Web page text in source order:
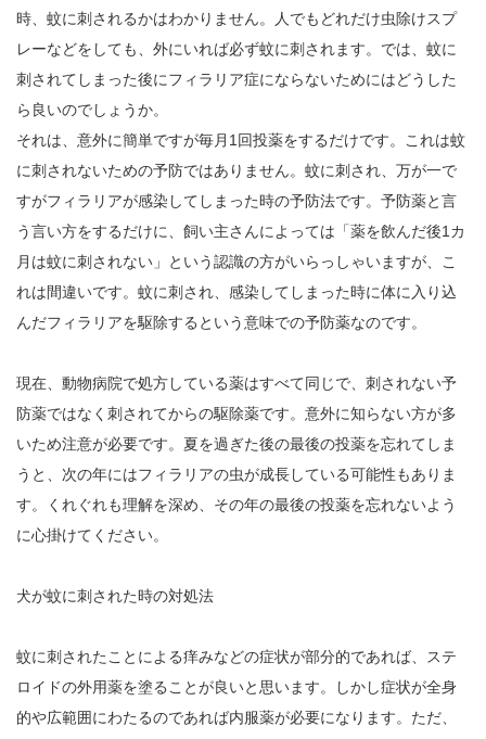
時、蚊に刺されるかはわかりません。人でもどれだけ虫除けスプ
レーなどをしても、外にいれば必ず蚊に刺されます。では、蚊に
刺されてしまった後にフィラリア症にならないためにはどうした
ら良いのでしょうか。
それは、意外に簡単ですが毎月1回投薬をするだけです。これは蚊
に刺されないための予防ではありません。蚊に刺され、万が一で
すがフィラリアが感染してしまった時の予防法です。予防薬と言
う言い方をするだけに、飼い主さんによっては「薬を飲んだ後1カ
月は蚊に刺されない」という認識の方がいらっしゃいますが、こ
れは間違いです。蚊に刺され、感染してしまった時に体に入り込
んだフィラリアを駆除するという意味での予防薬なのです。
現在、動物病院で処方している薬はすべて同じで、刺されない予
防薬ではなく刺されてからの駆除薬です。意外に知らない方が多
いため注意が必要です。夏を過ぎた後の最後の投薬を忘れてしま
うと、次の年にはフィラリアの虫が成長している可能性もありま
す。くれぐれも理解を深め、その年の最後の投薬を忘れないよう
に心掛けてください。
犬が蚊に刺された時の対処法
蚊に刺されたことによる痒みなどの症状が部分的であれば、ステ
ロイドの外用薬を塗ることが良いと思います。しかし症状が全身
的や広範囲にわたるのであれば内服薬が必要になります。ただ、